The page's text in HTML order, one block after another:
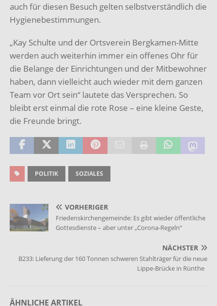
auch für diesen Besuch gelten selbstverständlich die
Hygienebestimmungen.
„Kay Schulte und der Ortsverein Bergkamen-Mitte
werden auch weiterhin immer ein offenes Ohr für
die Belange der Einrichtungen und der Mitbewohner
haben, dann vielleicht auch wieder mit dem ganzen
Team vor Ort sein“ lautete das Versprechen. So
bleibt erst einmal die rote Rose – eine kleine Geste,
die Freunde bringt.
POLITIK SOZIALES
VORHERIGER
Friedenskirchengemeinde: Es gibt wieder öffentliche
Gottesdienste – aber unter „Corona-Regeln“
NÄCHSTER
B233: Lieferung der 160 Tonnen schweren Stahlträger für die neue
Lippe-Brücke in Rünthe
ÄHNLICHE ARTIKEL